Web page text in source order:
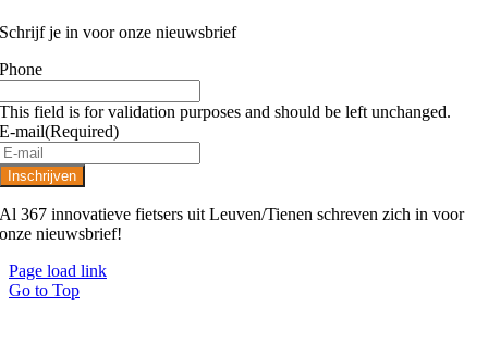
Schrijf je in voor onze nieuwsbrief
Phone
This field is for validation purposes and should be left unchanged.
E-mail(Required)
Al 367 innovatieve fietsers uit Leuven/Tienen schreven zich in voor
onze nieuwsbrief!
Page load link
Go to Top